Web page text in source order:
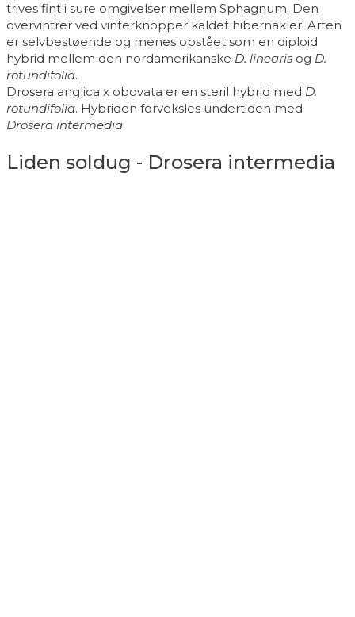
trives fint i sure omgivelser mellem Sphagnum. Den
overvintrer ved vinterknopper kaldet hibernakler. Arten
er selvbestøende og menes opstået som en diploid
hybrid mellem den nordamerikanske D. linearis og D.
rotundifolia.
Drosera anglica x obovata er en steril hybrid med D.
rotundifolia. Hybriden forveksles undertiden med
Drosera intermedia.
Liden soldug - Drosera intermedia